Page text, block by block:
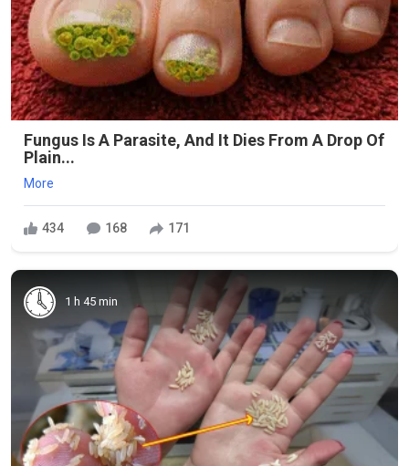
Fungus Is A Parasite, And It Dies From A Drop Of
Plain...
More
434 168 171
1 h 45 min